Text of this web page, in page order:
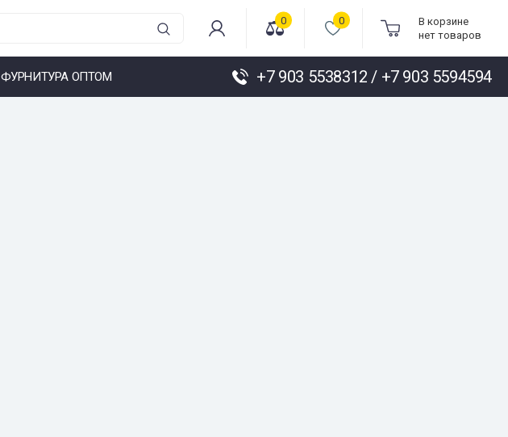
0 0
В корзине
нет товаров
ФУРНИТУРА ОПТОМ +7 903 5538312 / +7 903 5594594